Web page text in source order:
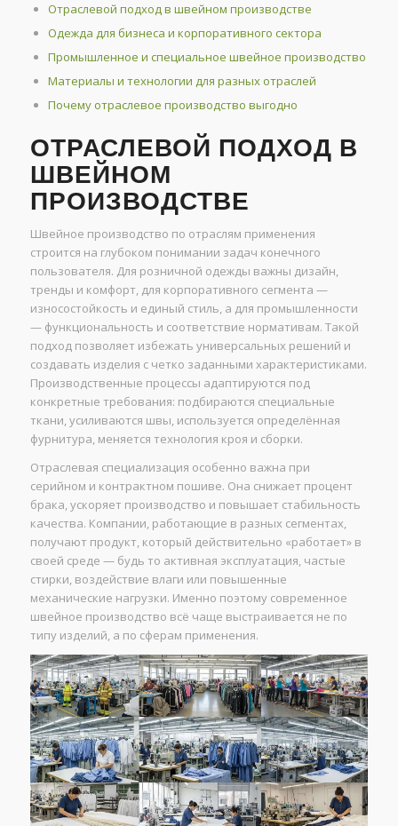
Отраслевой подход в швейном производстве
Одежда для бизнеса и корпоративного сектора
Промышленное и специальное швейное производство
Материалы и технологии для разных отраслей
Почему отраслевое производство выгодно
ОТРАСЛЕВОЙ ПОДХОД В
ШВЕЙНОМ
ПРОИЗВОДСТВЕ
Швейное производство по отраслям применения
строится на глубоком понимании задач конечного
пользователя. Для розничной одежды важны дизайн,
тренды и комфорт, для корпоративного сегмента —
износостойкость и единый стиль, а для промышленности
— функциональность и соответствие нормативам. Такой
подход позволяет избежать универсальных решений и
создавать изделия с четко заданными характеристиками.
Производственные процессы адаптируются под
конкретные требования: подбираются специальные
ткани, усиливаются швы, используется определённая
фурнитура, меняется технология кроя и сборки.
Отраслевая специализация особенно важна при
серийном и контрактном пошиве. Она снижает процент
брака, ускоряет производство и повышает стабильность
качества. Компании, работающие в разных сегментах,
получают продукт, который действительно «работает» в
своей среде — будь то активная эксплуатация, частые
стирки, воздействие влаги или повышенные
механические нагрузки. Именно поэтому современное
швейное производство всё чаще выстраивается не по
типу изделий, а по сферам применения.